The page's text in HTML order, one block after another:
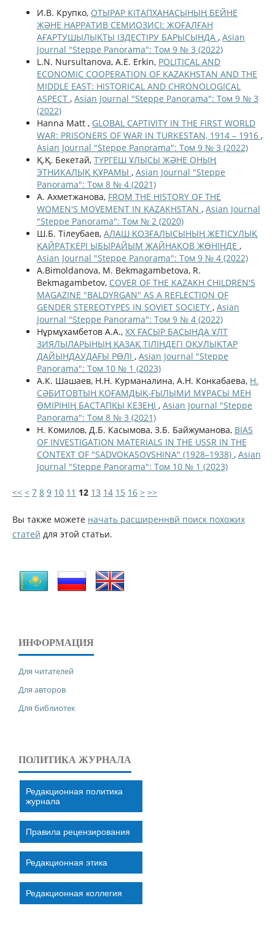
И.В. Крупко, ОТЫРАР КІТАПХАНАСЫНЫҢ БЕЙНЕ
ЖӘНЕ НАРРАТИВ СЕМИОЗИСІ: ЖОҒАЛҒАН
АҒАРТУШЫЛЫҚТЫ ІЗДЕСТІРУ БАРЫСЫНДА , Asian
Journal "Steppe Panorama": Том 9 № 3 (2022)
L.N. Nursultanova, A.E. Erkin, POLITICAL AND
ECONOMIC COOPERATION OF KAZAKHSTAN AND THE
MIDDLE EAST: HISTORICAL AND CHRONOLOGICAL
ASPECT , Asian Journal "Steppe Panorama": Том 9 № 3
(2022)
Hanna Matt , GLOBAL CAPTIVITY IN THE FIRST WORLD
WAR: PRISONERS OF WAR IN TURKESTAN, 1914 – 1916 ,
Asian Journal "Steppe Panorama": Том 9 № 3 (2022)
Қ.Қ. Бекетай, ТҮРГЕШ ҰЛЫСЫ ЖӘНЕ ОНЫҢ
ЭТНИКАЛЫҚ ҚҰРАМЫ , Asian Journal "Steppe
Panorama": Том 8 № 4 (2021)
А. Ахметжанова, FROM THE HISTORY OF THE
WOMEN'S MOVEMENT IN KAZAKHSTAN , Asian Journal
"Steppe Panorama": Том № 2 (2020)
Ш.Б. Тілеубаев, АЛАШ ҚОЗҒАЛЫСЫНЫҢ ЖЕТІСУЛЫҚ
ҚАЙРАТКЕРІ ЫБЫРАЙЫМ ЖАЙНАҚОВ ЖӨНІНДЕ ,
Asian Journal "Steppe Panorama": Том 9 № 4 (2022)
A.Bimoldanova, M. Bekmagambetova, R.
Bekmagambetov, COVER OF THE KAZAKH CHILDREN'S
MAGAZINE "BALDYRGAN" AS A REFLECTION OF
GENDER STEREOTYPES IN SOVIET SOCIETY , Asian
Journal "Steppe Panorama": Том 9 № 4 (2022)
Нұрмұхамбетов А.А., ХХ ҒАСЫР БАСЫНДА ҰЛТ
ЗИЯЛЫЛАРЫНЫҢ ҚАЗАҚ ТІЛІНДЕГІ ОҚУЛЫҚТАР
ДАЙЫНДАУДАҒЫ РӨЛІ , Asian Journal "Steppe
Panorama": Том 10 № 1 (2023)
А.К. Шашаев, Н.Н. Курманалина, А.Н. Конкабаева, Н.
СӘБИТОВТЫҢ ҚОҒАМДЫҚ-ҒЫЛЫМИ МҰРАСЫ МЕН
ӨМІРІНІҢ БАСТАПҚЫ КЕЗЕҢІ , Asian Journal "Steppe
Panorama": Том 8 № 3 (2021)
Н. Комилов, Д.Б. Касымова, З.Б. Байжуманова, BIAS
OF INVESTIGATION MATERIALS IN THE USSR IN THE
CONTEXT OF "SADVOKASOVSHINA" (1928–1938) , Asian
Journal "Steppe Panorama": Том 10 № 1 (2023)
<< < 7 8 9 10 11 12 13 14 15 16 > >>
Вы также можете начать расширеннвй поиск похожих
статей для этой статьи.
ИНФОРМАЦИЯ
Для читателей
Для авторов
Для библиотек
ПОЛИТИКА ЖУРНАЛА
Редакционная политика
журнала
Правила рецензирования
Редакционная этика
Редакционная коллегия